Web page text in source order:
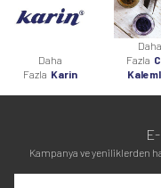
Daha
Fazla Karin
Daha
Fazla
Kampanya ve yeniliklerden